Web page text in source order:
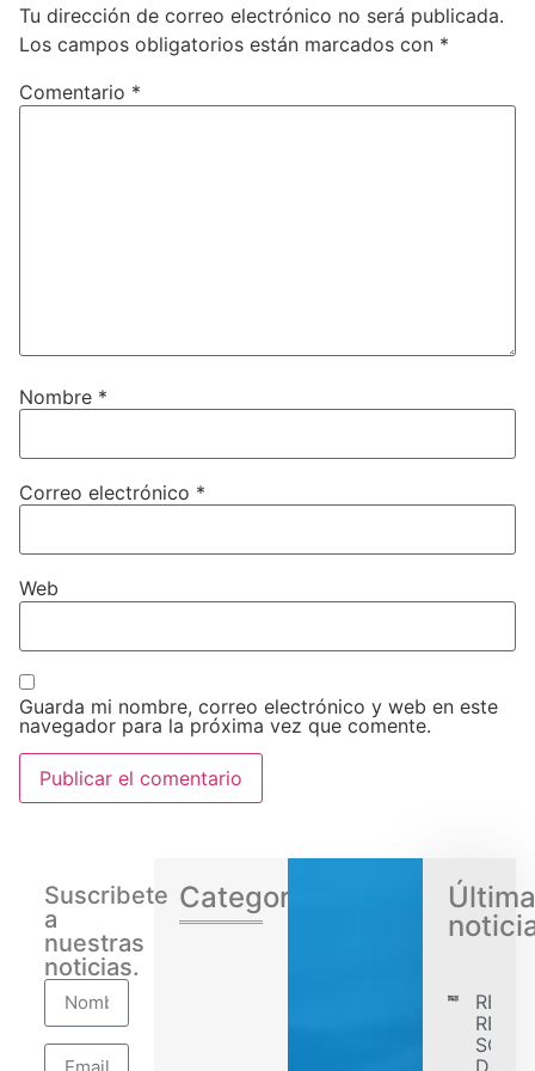
Tu dirección de correo electrónico no será publicada.
Los campos obligatorios están marcados con *
Comentario *
Nombre *
Correo electrónico *
Web
Guarda mi nombre, correo electrónico y web en este
navegador para la próxima vez que comente.
Suscribete
a
nuestras
noticias.
Categorias